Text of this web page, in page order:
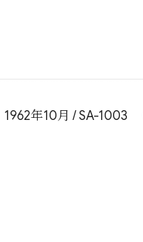
1962年10月 / SA-1003